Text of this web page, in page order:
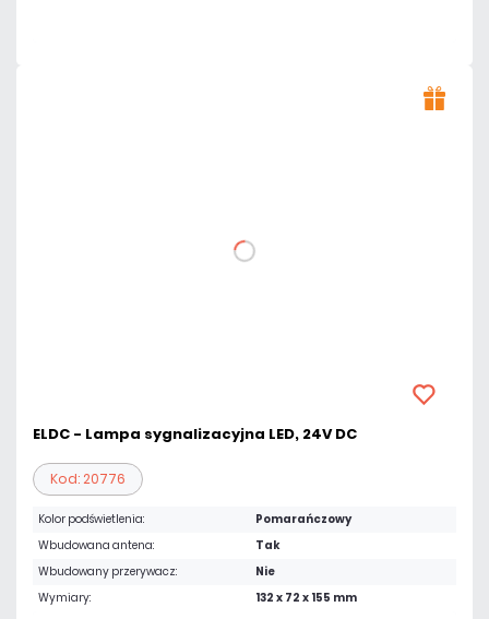
ELDC - Lampa sygnalizacyjna LED, 24V DC
Kod: 20776
Kolor podświetlenia:
Pomarańczowy
Wbudowana antena:
Tak
Wbudowany przerywacz:
Nie
Wymiary:
132 x 72 x 155 mm